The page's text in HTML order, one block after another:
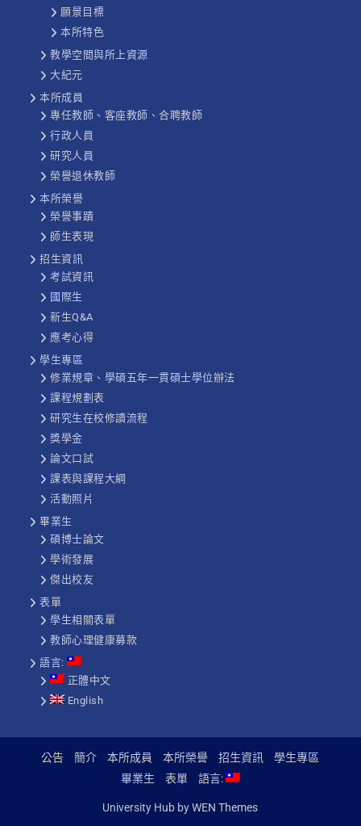
願景目標
本所特色
教學空間與所上資源
大紀元
本所成員
專任教師、客座教師、合聘教師
行政人員
研究人員
榮譽退休教師
本所榮譽
榮譽事蹟
師生表現
招生資訊
考試資訊
國際生
新生Q&A
應考心得
學生專區
修業規章、學碩五年一貫碩士學位辦法
課程規劃表
研究生在校修讀流程
獎學金
論文口試
課表與課程大綱
活動照片
畢業生
碩博士論文
學術發展
傑出校友
表單
學生相關表單
教師心理健康募款
語言:
正體中文
English
公告 簡介 本所成員 本所榮譽 招生資訊
學生專區
畢業生
表單 語言:
University Hub byWEN Themes